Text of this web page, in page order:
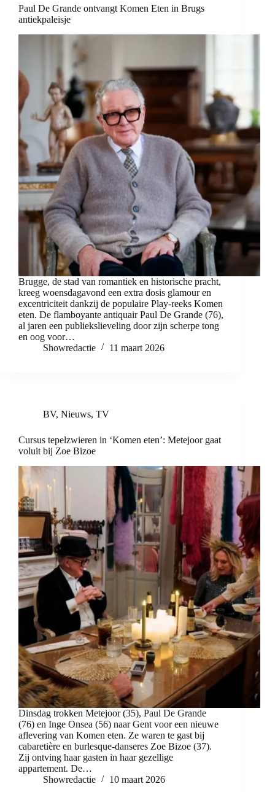
Paul De Grande ontvangt Komen Eten in Brugs
antiekpaleisje
Brugge, de stad van romantiek en historische pracht,
kreeg woensdagavond een extra dosis glamour en
excentriciteit dankzij de populaire Play-reeks Komen
eten. De flamboyante antiquair Paul De Grande (76),
al jaren een publiekslieveling door zijn scherpe tong
en oog voor…
Showredactie
11 maart 2026
BV, Nieuws, TV
Cursus tepelzwieren in ‘Komen eten’: Metejoor gaat
voluit bij Zoe Bizoe
Dinsdag trokken Metejoor (35), Paul De Grande
(76) en Inge Onsea (56) naar Gent voor een nieuwe
aflevering van Komen eten. Ze waren te gast bij
cabaretière en burlesque-danseres Zoe Bizoe (37).
Zij ontving haar gasten in haar gezellige
appartement. De…
Showredactie
10 maart 2026